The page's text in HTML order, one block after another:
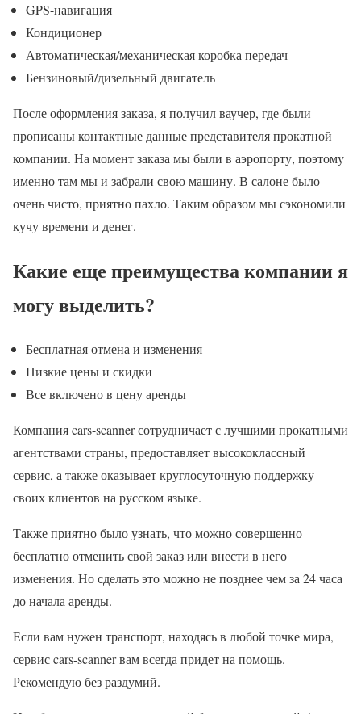
GPS-навигация
Кондиционер
Автоматическая/механическая коробка передач
Бензиновый/дизельный двигатель
После оформления заказа, я получил ваучер, где были
прописаны контактные данные представителя прокатной
компании. На момент заказа мы были в аэропорту, поэтому
именно там мы и забрали свою машину. В салоне было
очень чисто, приятно пахло. Таким образом мы сэкономили
кучу времени и денег.
Какие еще преимущества компании я
могу выделить?
Бесплатная отмена и изменения
Низкие цены и скидки
Все включено в цену аренды
Компания cars-scanner сотрудничает с лучшими прокатными
агентствами страны, предоставляет высококлассный
сервис, а также оказывает круглосуточную поддержку
своих клиентов на русском языке.
Также приятно было узнать, что можно совершенно
бесплатно отменить свой заказ или внести в него
изменения. Но сделать это можно не позднее чем за 24 часа
до начала аренды.
Если вам нужен транспорт, находясь в любой точке мира,
сервис cars-scanner вам всегда придет на помощь.
Рекомендую без раздумий.